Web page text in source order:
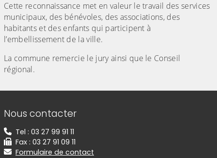
Cette reconnaissance met en valeur le travail des services
municipaux, des bénévoles, des associations, des
habitants et des enfants qui participent à
l’embellissement de la ville.
La commune remercie le jury ainsi que le Conseil
régional.
Informations de contact
Nous contacter
Tel : 03 27 99 91 11
Fax : 03 27 91 09 11
Formulaire de contact